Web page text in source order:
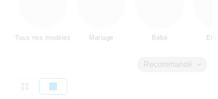
Tous nos modèles Mariage Bébé
Recommandé